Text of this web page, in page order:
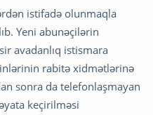
istifadə olunmaqla
Yeni abunəçilərin
avadanlıq istismara
rabitə xidmətlərinə
sonra da telefonlaşmayan
keçirilməsi